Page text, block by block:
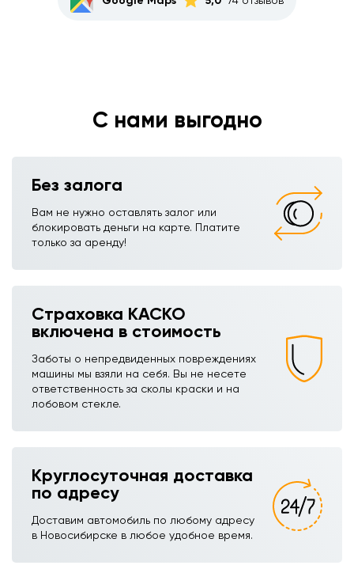
С нами выгодно
Без залога
Вам не нужно оставлять залог или
блокировать деньги на карте. Платите
только за аренду!
Страховка КАСКО
включена в стоимость
Заботы о непредвиденных повреждениях
машины мы взяли на себя. Вы не несете
ответственность за сколы краски и на
лобовом стекле.
Круглосуточная доставка
по адресу
Доставим автомобиль по любому адресу
в Новосибирске в любое удобное время.